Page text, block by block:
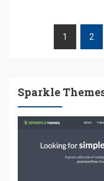
ΠΛΟΉΓΗΣΗ
1 2
Sparkle